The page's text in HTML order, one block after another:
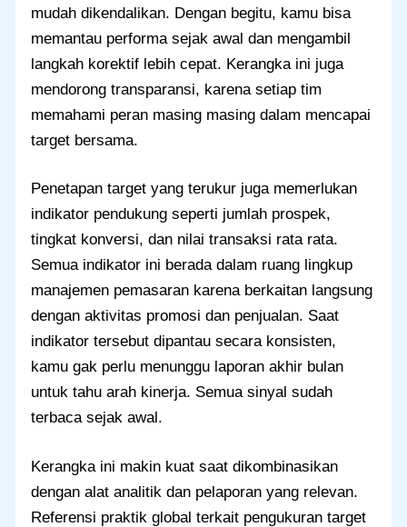
mudah dikendalikan. Dengan begitu, kamu bisa
memantau performa sejak awal dan mengambil
langkah korektif lebih cepat. Kerangka ini juga
mendorong transparansi, karena setiap tim
memahami peran masing masing dalam mencapai
target bersama.
Penetapan target yang terukur juga memerlukan
indikator pendukung seperti jumlah prospek,
tingkat konversi, dan nilai transaksi rata rata.
Semua indikator ini berada dalam ruang lingkup
manajemen pemasaran karena berkaitan langsung
dengan aktivitas promosi dan penjualan. Saat
indikator tersebut dipantau secara konsisten,
kamu gak perlu menunggu laporan akhir bulan
untuk tahu arah kinerja. Semua sinyal sudah
terbaca sejak awal.
Kerangka ini makin kuat saat dikombinasikan
dengan alat analitik dan pelaporan yang relevan.
Referensi praktik global terkait pengukuran target